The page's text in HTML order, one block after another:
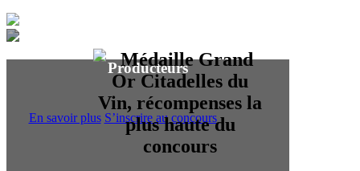
Producteurs
En savoir plus S’inscrire au concours